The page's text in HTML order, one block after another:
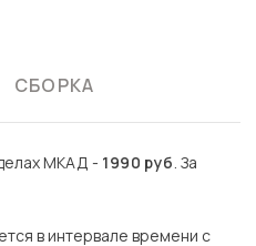
СБОРКА
МКАД - 1990 руб. За
в интервале времени с